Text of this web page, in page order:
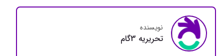
نویسنده
تحريريه 3گام